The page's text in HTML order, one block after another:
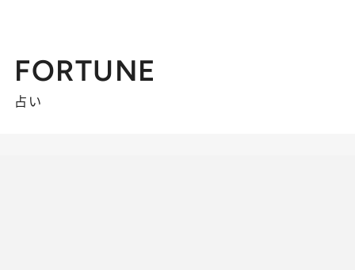
FORTUNE
占い